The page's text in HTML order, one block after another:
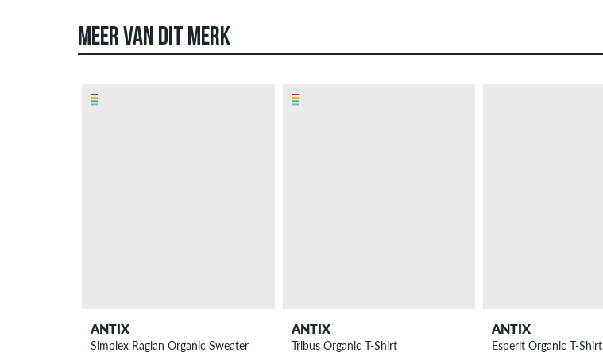
MEER VAN DIT MERK
ANTIX
Simplex Raglan Organic Sweater
ANTIX
Tribus Organic T-Shirt
ANTIX
Esperit Organic T-Shirt